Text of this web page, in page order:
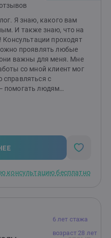
на привычные проблемы.
сделаем вашу жизнь
Готовы к первым
мы начнём ваш путь к
Я знаю, какого вам
И также знаю, что на
Консультации проходят
проявлять любые
важны для меня. Мне
со мной клиент мог
справляться с
помогать людям
рада видеть вас на
и в паре от
НЕ работаю с: теми, кто
кого заставили прийти;
диагнозами; любыми
консультацию бесплатно
6 лет стажа
возраст 28 лет